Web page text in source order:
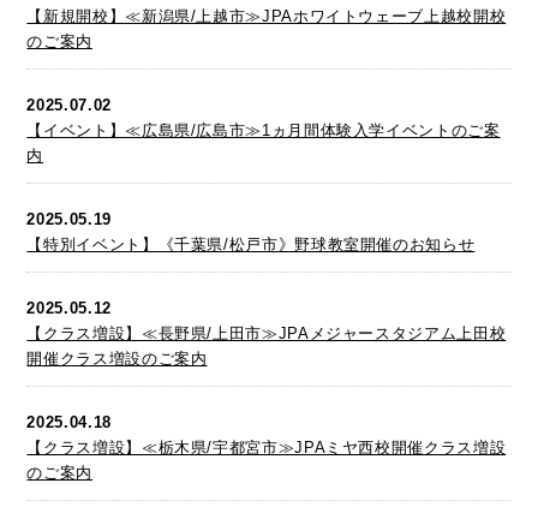
【新規開校】≪新潟県/上越市≫JPAホワイトウェーブ上越校開校
のご案内
2025.07.02
【イベント】≪広島県/広島市≫1ヵ月間体験入学イベントのご案
内
2025.05.19
【特別イベント】《千葉県/松戸市》野球教室開催のお知らせ
2025.05.12
【クラス増設】≪長野県/上田市≫JPAメジャースタジアム上田校
開催クラス増設のご案内
2025.04.18
【クラス増設】≪栃木県/宇都宮市≫JPAミヤ西校開催クラス増設
のご案内